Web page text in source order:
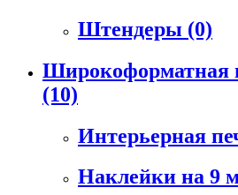
Штендеры (0)
Широкоформатная
(10)
Интерьерная
Наклейки на 9